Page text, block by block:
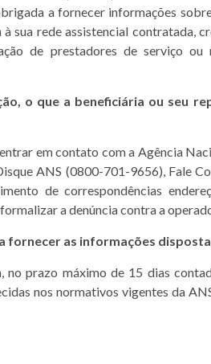
a fornecer informações
à sua rede assistencial contratada,
de prestadores de serviço ou
o que a beneficiária ou seu
em contato com a Agência
ANS (0800-701-9656), Fale
de correspondências
a denúncia contra a
fornecer as informações
prazo máximo de 15 dias
nos normativos vigentes da